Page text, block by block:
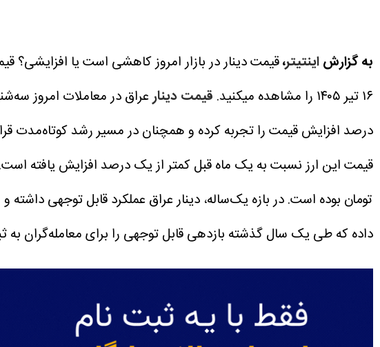
به گزارشاینتیتر،قیمت دینار در بازار امروز کاهشی است یا افزایشی؟
۱۶ تیر ۱۴۰۵ را مشاهده میکنید.
قیمت دینار
درصد افزایش قیمت را تجربه کرده و همچنان در مسیر رشد کوتاه‌مدت
تومان بوده است.
داده که طی یک سال گذشته بازدهی قابل توجهی را برای معامله‌گران به